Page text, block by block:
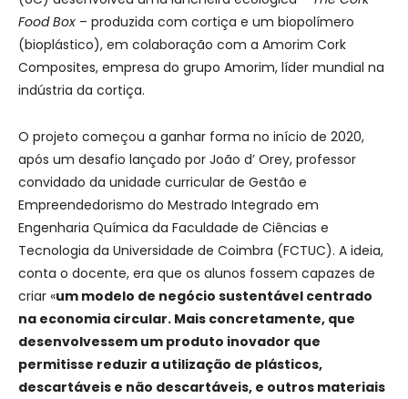
Food Box – produzida com cortiça e um biopolímero
(bioplástico), em colaboração com a Amorim Cork
Composites, empresa do grupo Amorim, líder mundial na
indústria da cortiça.
O projeto começou a ganhar forma no início de 2020,
após um desafio lançado por João d’ Orey, professor
convidado da unidade curricular de Gestão e
Empreendedorismo do Mestrado Integrado em
Engenharia Química da Faculdade de Ciências e
Tecnologia da Universidade de Coimbra (FCTUC). A ideia,
conta o docente, era que os alunos fossem capazes de
criar «um modelo de negócio sustentável centrado
na economia circular. Mais concretamente, que
desenvolvessem um produto inovador que
permitisse reduzir a utilização de plásticos,
descartáveis e não descartáveis, e outros materiais